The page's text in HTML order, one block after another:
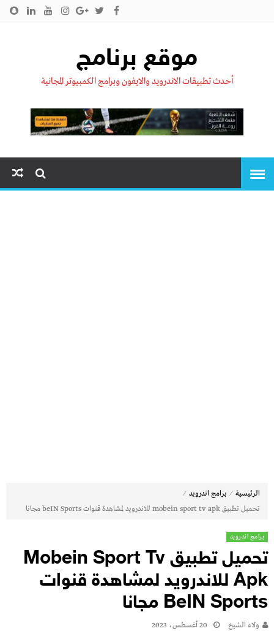
موقع برنامج
أحدث تطبيقات الاندرويد والايفون وبرامج الكمبيوتر المجانية
الرئيسية ⁄ برامج اندرويد ⁄
تحميل تطبيق mobein sport tv apk للاندرويد لمشاهدة قنوات beIN Sports مجانا
برامج اندرويد
تحميل تطبيق Mobein Sport Tv
Apk للاندرويد لمشاهدة قنوات
BeIN Sports مجانا
ولاء الشيخ 20 أغسطس، 2023